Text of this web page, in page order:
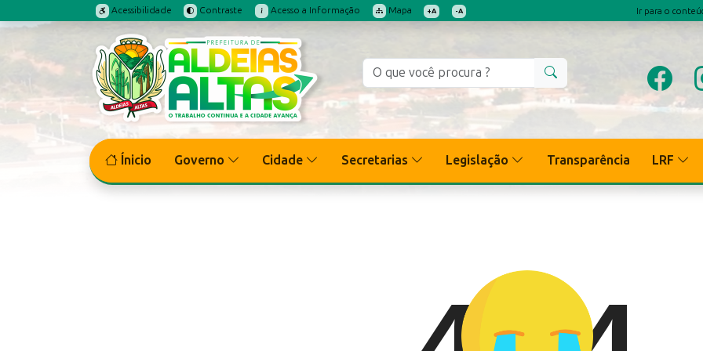
Acessibilidade Contraste Acesso a Informação Mapa +A -A Ir para o
Ínicio Governo Cidade Secretarias Legislação Transparência LRF